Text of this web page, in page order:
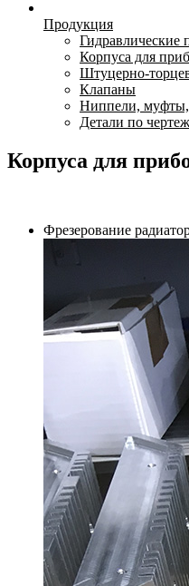
Продукция
Гидравлические
Корпуса для
Штуцерно-
Клапаны
Ниппели, муфты,
Детали по
Корпуса для
Фрезерование